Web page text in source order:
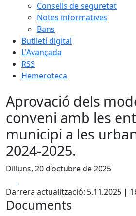
Consells de seguretat
Notes informatives
Bans
Butlletí digital
L'Avançada
RSS
Hemeroteca
Aprovació dels
conveni amb les
municipi a les
2024-2025.
Dilluns, 20 d’octubre de 2025
Darrera actualització: 5.11.2025 |
Documents